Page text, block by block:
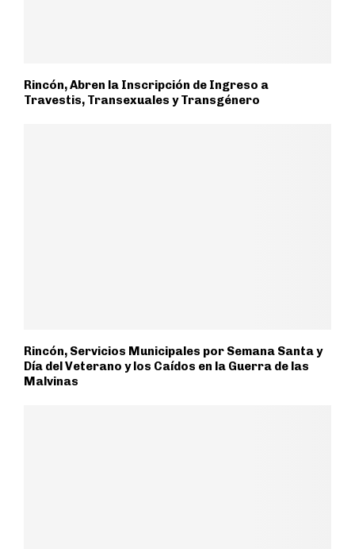
Rincón, Abren la Inscripción de Ingreso a
Travestis, Transexuales y Transgénero
Rincón, Servicios Municipales por Semana Santa y
Día del Veterano y los Caídos en la Guerra de las
Malvinas